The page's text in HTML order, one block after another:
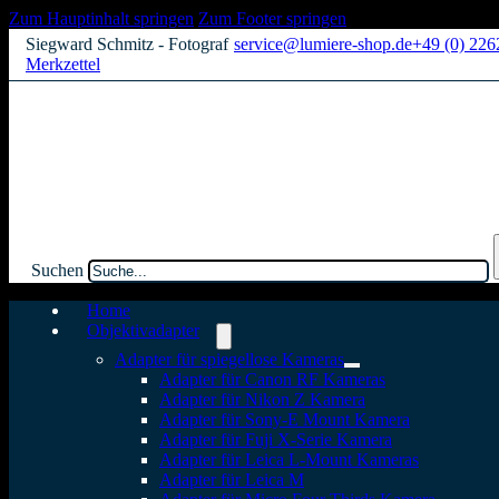
Zum Hauptinhalt springen Zum Footer springen
Siegward Schmitz - Fotograf service@lumiere-shop.de+49 (0)
Merkzettel
Suchen
Home
Objektivadapter
Adapter für spiegellose Kameras
Adapter für Canon RF Kameras
Adapter für Nikon Z Kamera
Adapter für Sony-E Mount Kamera
Adapter für Fuji X-Serie Kamera
Adapter für Leica L-Mount Kameras
Adapter für Leica M